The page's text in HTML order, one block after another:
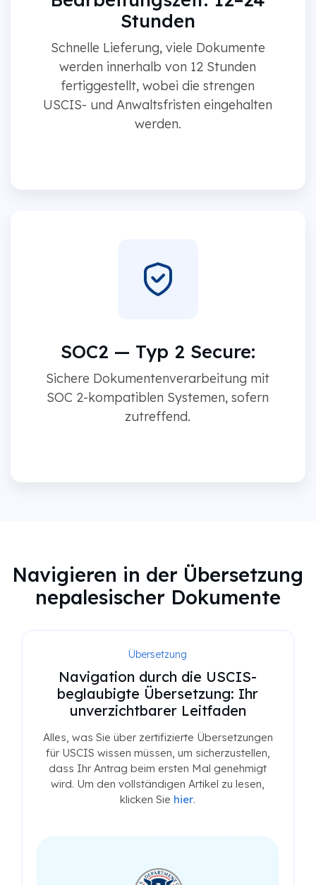
Stunden
Schnelle Lieferung, viele Dokumente
werden innerhalb von 12 Stunden
fertiggestellt, wobei die strengen
USCIS- und Anwaltsfristen eingehalten
werden.
SOC2 — Typ 2 Secure:
Sichere Dokumentenverarbeitung mit
SOC 2-kompatiblen Systemen, sofern
zutreffend.
Navigieren in der Übersetzung
nepalesischer Dokumente
Übersetzung
Navigation durch die USCIS-
beglaubigte Übersetzung: Ihr
unverzichtbarer Leitfaden
Alles, was Sie über zertifizierte Übersetzungen
für USCIS wissen müssen, um sicherzustellen,
dass Ihr Antrag beim ersten Mal genehmigt
wird. Um den vollständigen Artikel zu lesen,
klicken Sie hier.